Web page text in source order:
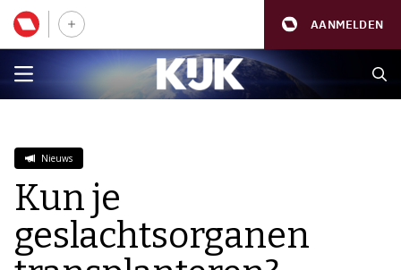
AANMELDEN
Nieuws
Kun je
geslachtsorganen